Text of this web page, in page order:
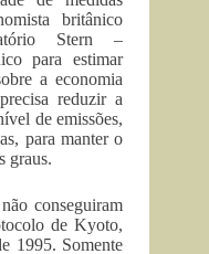
britânico
Stern –
para estimar
a economia
reduzir a
de emissões,
para manter o
graus.
conseguiram
de Kyoto,
1995. Somente